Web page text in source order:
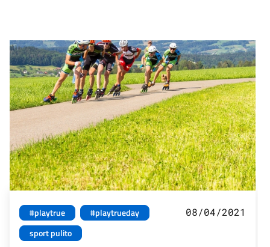
#playtrue
#playtrueday
sport pulito
08/04/2021